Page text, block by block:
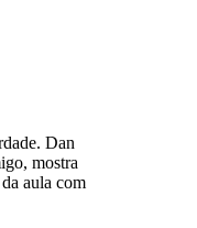
Dan
mostra
aula com